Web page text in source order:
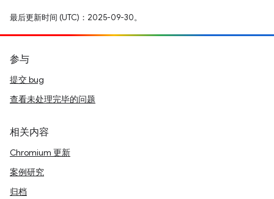
最后更新时间 (UTC)：2025-09-30。
参与
提交 bug
查看未处理完毕的问题
相关内容
Chromium 更新
案例研究
归档